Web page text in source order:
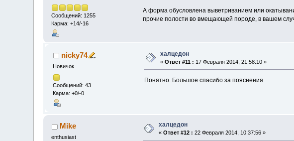
Сообщений: 1255
Карма: +14/-16
А форма обусловлена выветриванием или
прочие полости во вмещающей породе, в вашем
nicky74
Новичок
Сообщений: 43
Карма: +0/-0
халцедон
«Ответ #11 : 17 Февраля 2014, 21:58:10 »
Понятно. Большое спасибо за пояснения
Mike
enthusiast
халцедон
«Ответ #12 : 22 Февраля 2014, 10:37:56 »